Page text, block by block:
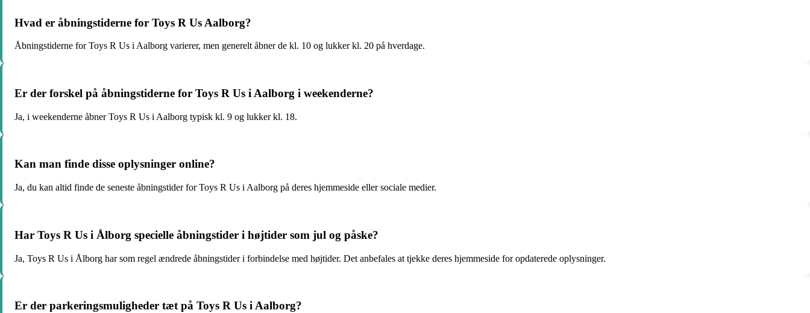
Hvad er åbningstiderne for Toys R Us Aalborg?
Åbningstiderne for Toys R Us i Aalborg varierer, men generelt åbner de kl. 10 og lukker kl. 20 på hverdage.
Er der forskel på åbningstiderne for Toys R Us i Aalborg i weekenderne?
Ja, i weekenderne åbner Toys R Us i Aalborg typisk kl. 9 og lukker kl. 18.
Kan man finde disse oplysninger online?
Ja, du kan altid finde de seneste åbningstider for Toys R Us i Aalborg på deres hjemmeside eller sociale medier.
Har Toys R Us i Ålborg specielle åbningstider i højtider som jul og påske?
Ja, Toys R Us i Ålborg har som regel ændrede åbningstider i forbindelse med højtider. Det anbefales at tjekke deres hjemmeside for opdaterede oplysninger.
Er der parkeringsmuligheder tæt på Toys R Us i Aalborg?